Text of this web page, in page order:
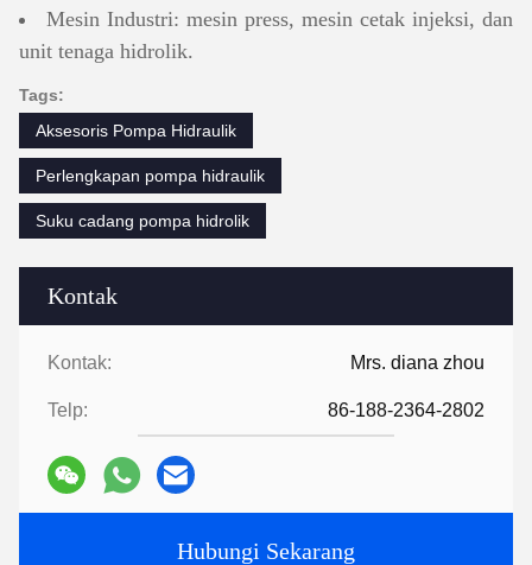
Kontak
Kontak: Mrs. diana zhou
Telp: 86-188-2364-2802
Hubungi Sekarang
Mesin Industri: mesin press, mesin cetak injeksi, dan
unit tenaga hidrolik.
Tags:
Aksesoris Pompa Hidraulik
Perlengkapan pompa hidraulik
Suku cadang pompa hidrolik